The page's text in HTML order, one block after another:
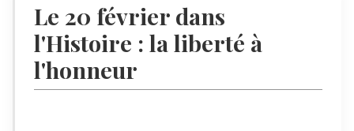
Le 20 février dans
l'Histoire : la liberté à
l'honneur